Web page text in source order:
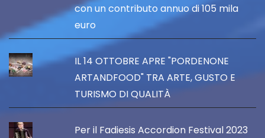
con un contributo annuo di 105 mila
euro
IL 14 OTTOBRE APRE "PORDENONE
ARTANDFOOD" TRA ARTE, GUSTO E
TURISMO DI QUALITÀ
Per il Fadiesis Accordion Festival 2023